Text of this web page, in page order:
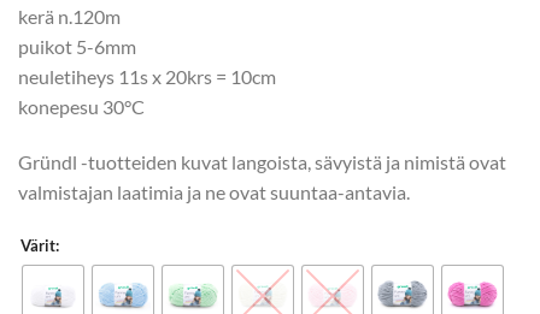
kerä n.120m
puikot 5-6mm
neuletiheys 11s x 20krs = 10cm
konepesu 30°C
Gründl -tuotteiden kuvat langoista, sävyistä ja nimistä ovat
valmistajan laatimia ja ne ovat suuntaa-antavia.
Värit: